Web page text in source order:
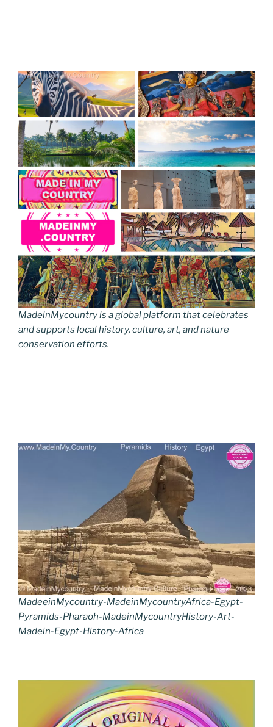
MadeinMycountry is a global platform that celebrates
and supports local history, culture, art, and nature
conservation efforts.
MadeeinMycountry-MadeinMycountryAfrica-Egypt-
Pyramids-Pharaoh-MadeinMycountryHistory-Art-
Madein-Egypt-History-Africa